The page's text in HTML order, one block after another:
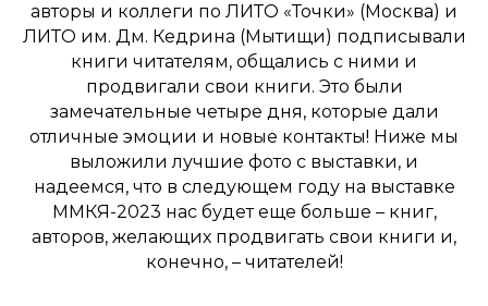
авторы и коллеги по ЛИТО «Точки» (Москва) и
ЛИТО им. Дм. Кедрина (Мытищи) подписывали
книги читателям, общались с ними и
продвигали свои книги. Это были
замечательные четыре дня, которые дали
отличные эмоции и новые контакты! Ниже мы
выложили лучшие фото с выставки, и
надеемся, что в следующем году на выставке
ММКЯ-2023 нас будет еще больше – книг,
авторов, желающих продвигать свои книги и,
конечно, – читателей!